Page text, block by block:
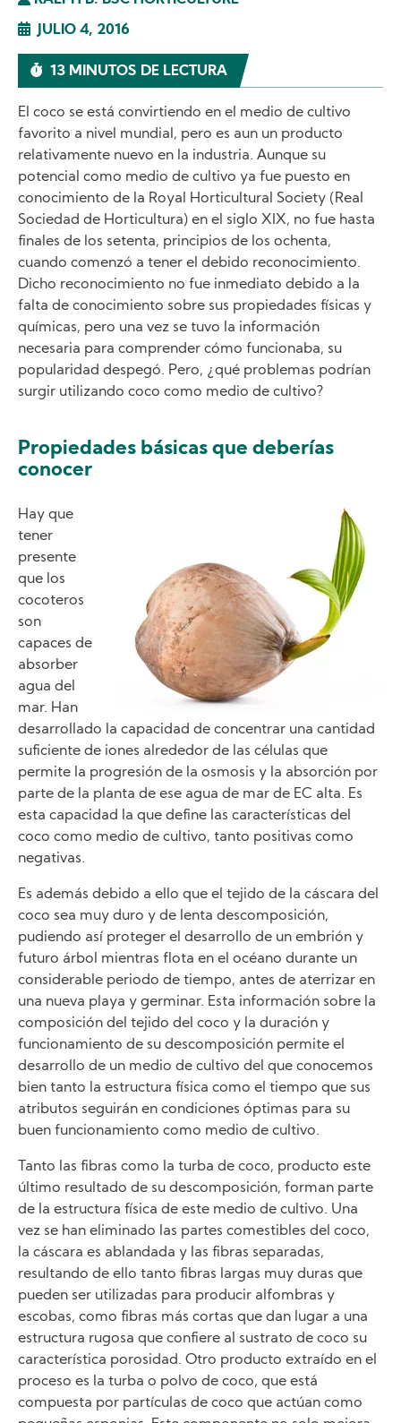
JULIO 4, 2016
13 MINUTOS DE LECTURA
El coco se está convirtiendo en el medio de cultivo
favorito a nivel mundial, pero es aun un producto
relativamente nuevo en la industria. Aunque su
potencial como medio de cultivo ya fue puesto en
conocimiento de la Royal Horticultural Society (Real
Sociedad de Horticultura) en el siglo XIX, no fue hasta
finales de los setenta, principios de los ochenta,
cuando comenzó a tener el debido reconocimiento.
Dicho reconocimiento no fue inmediato debido a la
falta de conocimiento sobre sus propiedades físicas y
químicas, pero una vez se tuvo la información
necesaria para comprender cómo funcionaba, su
popularidad despegó. Pero, ¿qué problemas podrían
surgir utilizando coco como medio de cultivo?
Propiedades básicas que deberías
conocer
Hay que
tener
presente
que los
cocoteros
son
capaces de
absorber
agua del
mar. Han
desarrollado la capacidad de concentrar una cantidad
suficiente de iones alrededor de las células que
permite la progresión de la osmosis y la absorción por
parte de la planta de ese agua de mar de EC alta. Es
esta capacidad la que define las características del
coco como medio de cultivo, tanto positivas como
negativas.
Es además debido a ello que el tejido de la cáscara del
coco sea muy duro y de lenta descomposición,
pudiendo así proteger el desarrollo de un embrión y
futuro árbol mientras flota en el océano durante un
considerable periodo de tiempo, antes de aterrizar en
una nueva playa y germinar. Esta información sobre la
composición del tejido del coco y la duración y
funcionamiento de su descomposición permite el
desarrollo de un medio de cultivo del que conocemos
bien tanto la estructura física como el tiempo que sus
atributos seguirán en condiciones óptimas para su
buen funcionamiento como medio de cultivo.
Tanto las fibras como la turba de coco, producto este
último resultado de su descomposición, forman parte
de la estructura física de este medio de cultivo. Una
vez se han eliminado las partes comestibles del coco,
la cáscara es ablandada y las fibras separadas,
resultando de ello tanto fibras largas muy duras que
pueden ser utilizadas para producir alfombras y
escobas, como fibras más cortas que dan lugar a una
estructura rugosa que confiere al sustrato de coco su
característica porosidad. Otro producto extraído en el
proceso es la turba o polvo de coco, que está
compuesta por partículas de coco que actúan como